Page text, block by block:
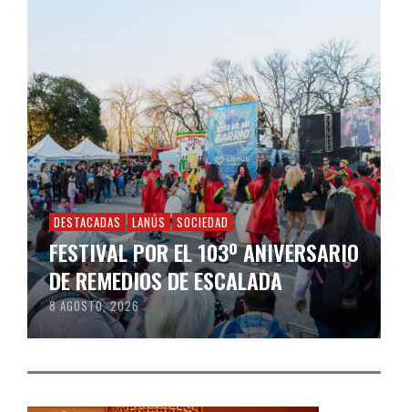
DESTACADAS LANÚS SOCIEDAD
FESTIVAL POR EL 103º ANIVERSARIO
DE REMEDIOS DE ESCALADA
8 AGOSTO, 2026